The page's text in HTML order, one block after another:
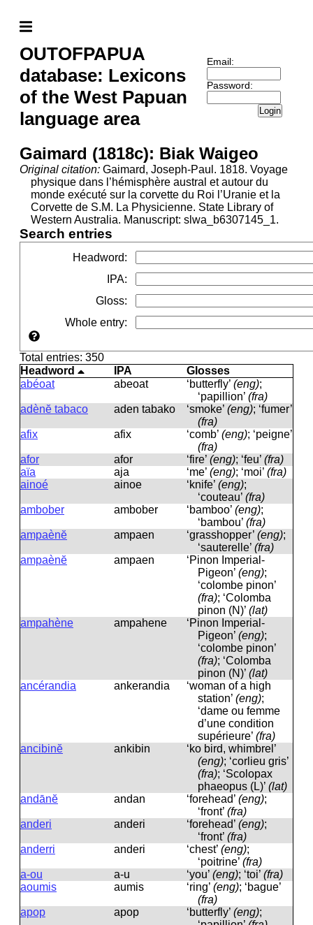
OUTOFPAPUA
database: Lexicons
of the West Papuan
language area
Email:
Password:
Login
Gaimard (1818c): Biak Waigeo
Original citation: Gaimard, Joseph-Paul. 1818. Voyage
physique dans l’hémisphère austral et autour du
monde exécuté sur la corvette du Roi l’Uranie et la
Corvette de S.M. La Physicienne. State Library of
Western Australia. Manuscript: slwa_b6307145_1.
Search entries
Headword:
IPA:
Gloss:
Whole entry:
Total entries: 350
Headword
IPA
Glosses
abéoat
abeoat ‘butterfly’ (eng);
‘papillion’ (fra)
adènĕ tabaco
aden tabako ‘smoke’ (eng); ‘fumer’
(fra)
afix
afix ‘comb’ (eng); ‘peigne’
(fra)
afor
afor ‘fire’ (eng); ‘feu’ (fra)
aïa
aja ‘me’ (eng); ‘moi’ (fra)
ainoé
ainoe ‘knife’ (eng);
‘couteau’ (fra)
ambober
ambober ‘bamboo’ (eng);
‘bambou’ (fra)
ampaènĕ
ampaen ‘grasshopper’ (eng);
‘sauterelle’ (fra)
ampaènĕ
ampaen
‘Pinon Imperial-
Pigeon’ (eng);
‘colombe pinon’
(fra); ‘Colomba
pinon (N)’ (lat)
ampahène
ampahene
‘Pinon Imperial-
Pigeon’ (eng);
‘colombe pinon’
(fra); ‘Colomba
pinon (N)’ (lat)
ancérandia
ankerandia
‘woman of a high
station’ (eng);
‘dame ou femme
d’une condition
supérieure’ (fra)
ancibinĕ
ankibin
‘ko bird, whimbrel’
(eng); ‘corlieu gris’
(fra); ‘Scolopax
phaeopus (L)’ (lat)
andānĕ
andan ‘forehead’ (eng);
‘front’ (fra)
anderi
anderi ‘forehead’ (eng);
‘front’ (fra)
anderri
anderi ‘chest’ (eng);
‘poitrine’ (fra)
a-ou
a-u ‘you’ (eng); ‘toi’ (fra)
aoumis
aumis ‘ring’ (eng); ‘bague’
(fra)
apop
apop ‘butterfly’ (eng);